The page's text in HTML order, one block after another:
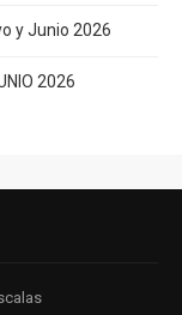
y Junio 2026
2026